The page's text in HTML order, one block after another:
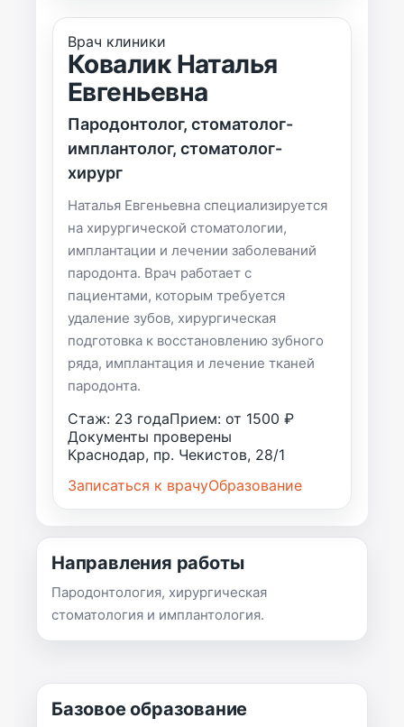
Врач клиники
Ковалик Наталья
Евгеньевна
Пародонтолог, стоматолог-
имплантолог, стоматолог-
хирург
Наталья Евгеньевна специализируется
на хирургической стоматологии,
имплантации и лечении заболеваний
пародонта. Врач работает с
пациентами, которым требуется
удаление зубов, хирургическая
подготовка к восстановлению зубного
ряда, имплантация и лечение тканей
пародонта.
Стаж: 23 годаПрием: от 1500 ₽
Документы проверены
Краснодар, пр. Чекистов, 28/1
Записаться к врачуОбразование
Направления работы
Пародонтология, хирургическая
стоматология и имплантология.
Базовое образование